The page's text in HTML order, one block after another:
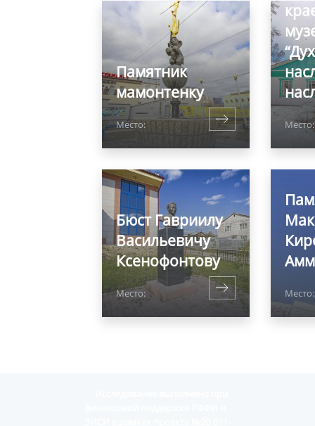
Памятник
мамонтенку
Место:
Бюст Гавриилу
Васильевичу
Ксенофонтову
Место: Место: